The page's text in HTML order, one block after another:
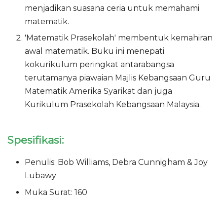
menjadikan suasana ceria untuk memahami
matematik.
'Matematik Prasekolah' membentuk kemahiran
awal matematik. Buku ini menepati
kokurikulum peringkat antarabangsa
terutamanya piawaian Majlis Kebangsaan Guru
Matematik Amerika Syarikat dan juga
Kurikulum Prasekolah Kebangsaan Malaysia.
Spesifikasi:
Penulis: Bob Williams, Debra Cunnigham & Joy
Lubawy
Muka Surat: 160